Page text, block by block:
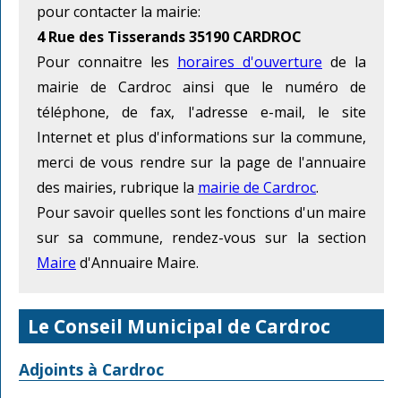
pour contacter la mairie:
4 Rue des Tisserands 35190 CARDROC
Pour connaitre les horaires d'ouverture de la
mairie de Cardroc ainsi que le numéro de
téléphone, de fax, l'adresse e-mail, le site
Internet et plus d'informations sur la commune,
merci de vous rendre sur la page de l'annuaire
des mairies, rubrique la mairie de Cardroc.
Pour savoir quelles sont les fonctions d'un maire
sur sa commune, rendez-vous sur la section
Maire d'Annuaire Maire.
Le Conseil Municipal de Cardroc
Adjoints à Cardroc